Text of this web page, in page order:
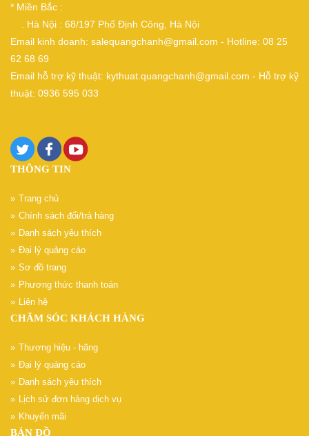
* Miền Bắc :
. Hà Nội : 68/197 Phố Định Công, Hà Nội
Email kinh doanh: salequangchanh@gmail.com - Hotline: 08 25
62 68 69
Email hỗ trợ kỹ thuật: kythuat.quangchanh@gmail.com - Hỗ trợ kỹ
thuật: 0936 595 033
THÔNG TIN
Trang chủ
Chính sách đổi/trả hàng
Danh sách yêu thích
Đại lý quảng cáo
Sơ đồ trang
Phương thức thanh toán
Liên hệ
CHĂM SÓC KHÁCH HÀNG
Thương hiệu - hãng
Đại lý quảng cáo
Danh sách yêu thích
Lịch sử đơn hàng dịch vụ
Khuyến mãi
BẢN ĐỒ